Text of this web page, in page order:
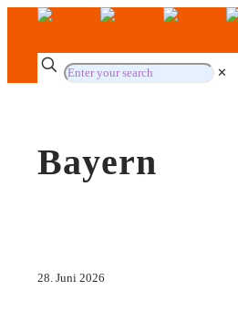
✕
Bayern
28. Juni 2026